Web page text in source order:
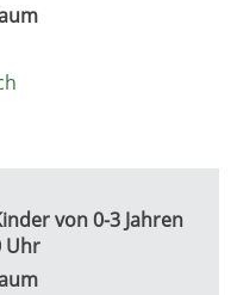
von 0-3 Jahren
Uhr